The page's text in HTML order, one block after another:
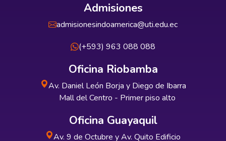
Admisiones
admisionesindoamerica@uti.edu.ec
(+593) 963 088 088
Oficina Riobamba
Av. Daniel León Borja y Diego de Ibarra
Mall del Centro - Primer piso alto
Oficina Guayaquil
Av. 9 de Octubre y Av. Quito Edificio